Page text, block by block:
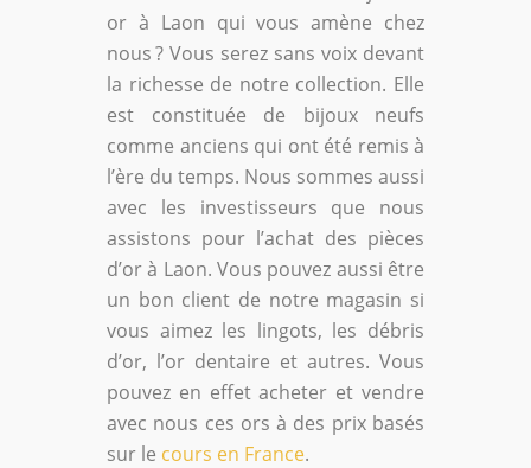
or à Laon qui vous amène chez
nous ? Vous serez sans voix devant
la richesse de notre collection. Elle
est constituée de bijoux neufs
comme anciens qui ont été remis à
l’ère du temps. Nous sommes aussi
avec les investisseurs que nous
assistons pour l’achat des pièces
d’or à Laon. Vous pouvez aussi être
un bon client de notre magasin si
vous aimez les lingots, les débris
d’or, l’or dentaire et autres. Vous
pouvez en effet acheter et vendre
avec nous ces ors à des prix basés
sur le cours en France.